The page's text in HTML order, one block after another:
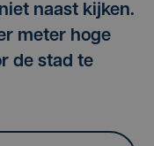
naast kijken.
meter hoge
de stad te